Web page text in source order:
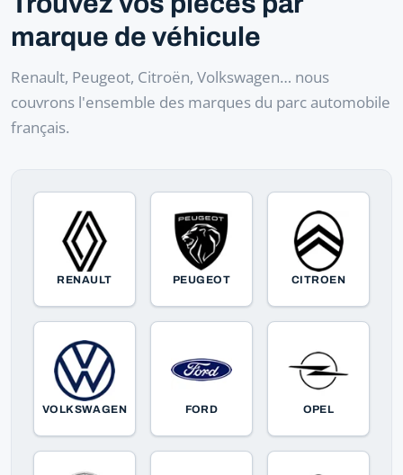
marque de véhicule
Renault, Peugeot, Citroën, Volkswagen… nous
couvrons l'ensemble des marques du parc automobile
français.
RENAULT PEUGEOT CITROEN
VOLKSWAGEN FORD OPEL